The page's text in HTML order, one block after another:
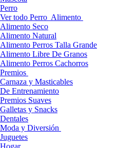
Perro
Ver todo Perro Alimento
Alimento Seco
Alimento Natural
Alimento Perros Talla Grande
Alimento Libre De Granos
Alimento Perros Cachorros
Premios
Carnaza y Masticables
De Entrenamiento
Premios Suaves
Galletas y Snacks
Dentales
Moda y Diversión
Juguetes
Hogar